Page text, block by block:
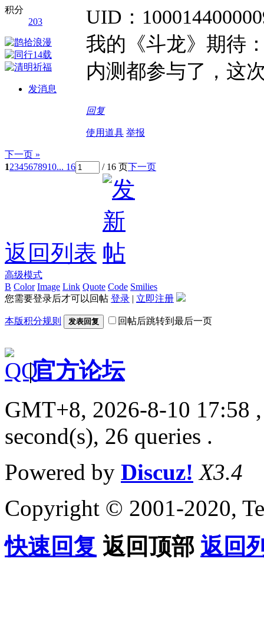
积分
203
发消息
UID：
我的《斗龙》期待
内测都参与了，这
回复
使用道具 举报
下一页 »
12345678910... 16 / 16 页下一页
返回列表
高级模式
B Color Image Link Quote Code Smilies
您需要登录后才可以回帖 登录 | 立即注册
本版积分规则 发表回复 回帖后跳转到最后一页
|官方论坛
GMT+8, 2026-8-10 17:58
second(s), 26 queries .
Powered by Discuz! X3.4
Copyright © 2001-2020,
快速回复 返回顶部 返回